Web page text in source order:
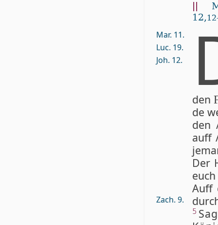
12,
Mar. 11.
Luc. 19.
Joh. 12.
Zach. 9.
den
de
den
auff
Der
Auff
5